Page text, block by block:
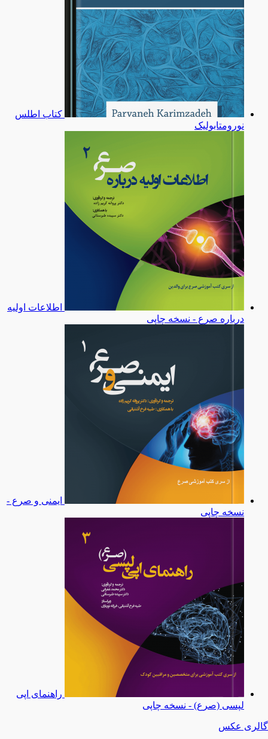
کتاب اطلس
نورومتابولیک
اطلاعات اولیه
درباره صرع - نسخه چاپی
ایمنی و صرع -
نسخه چاپی
راهنمای اپی
لپسی (صرع) - نسخه چاپی
گالری عکس